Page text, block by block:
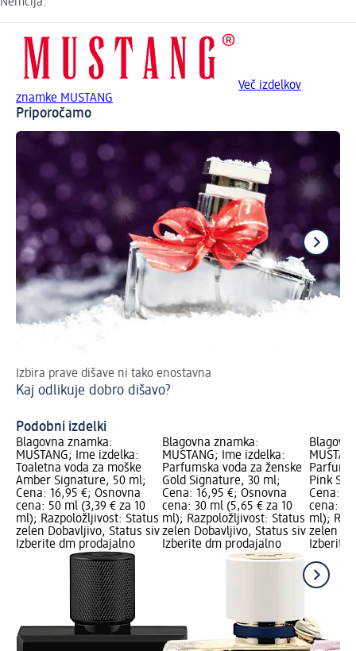
Več izdelkov
znamke MUSTANG
Priporočamo
Izbira prave dišave ni tako enostavna
Kaj odlikuje dobro dišavo?
Podobni izdelki
Blagovna znamka:
MUSTANG; Ime izdelka:
Toaletna voda za moške
Amber Signature, 50 ml;
Cena: 16,95 €; Osnovna
cena: 50 ml (3,39 € za 10
ml); Razpoložljivost: Status
zelen Dobavljivo, Status siv
Izberite dm prodajalno
Blagovna znamka:
MUSTANG; Ime izdelka:
Parfumska voda za ženske
Gold Signature, 30 ml;
Cena: 16,95 €; Osnovna
cena: 30 ml (5,65 € za 10
ml); Razpoložljivost: Status
zelen Dobavljivo, Status siv
Izberite dm prodajalno
Pink
Cena:
cena:
ml);
zelen
Izberite